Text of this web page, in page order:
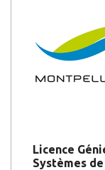
Licence
Systèmes